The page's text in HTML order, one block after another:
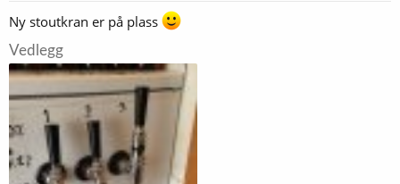
Ny stoutkran er på plass
Vedlegg